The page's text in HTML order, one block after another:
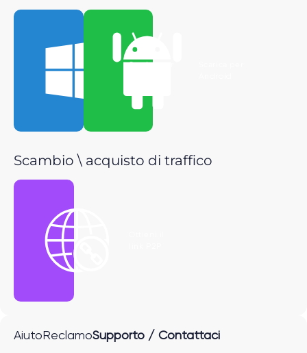
Scarica per
Scambio \ acquisto di traffico
Aiuto ReclamoSupporto / Contattaci